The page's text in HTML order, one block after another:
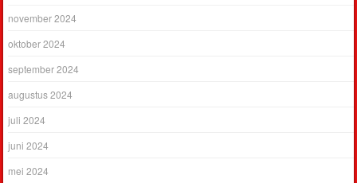
november 2024
oktober 2024
september 2024
augustus 2024
juli 2024
juni 2024
mei 2024